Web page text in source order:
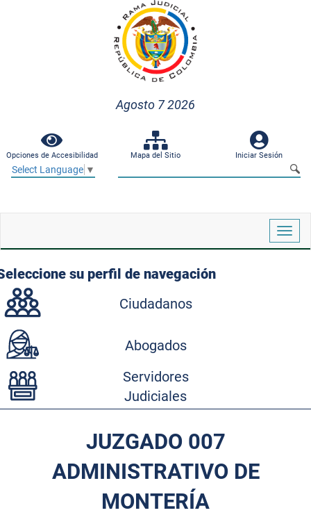
Agosto 7 2026
Opciones de Accesibilidad Mapa del Sitio Iniciar Sesión
Select Language ▼
su perfil de navegación
Ciudadanos
Abogados
Servidores
Judiciales
JUZGADO 007
ADMINISTRATIVO DE
MONTERÍA